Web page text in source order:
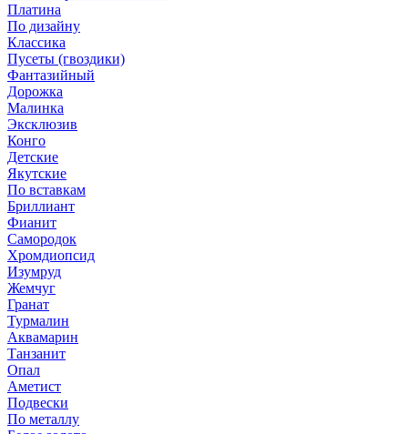
Платина
По дизайну
Классика
Пусеты (гвоздики)
Фантазийный
Дорожка
Малинка
Эксклюзив
Конго
Детские
Якутские
По вставкам
Бриллиант
Фианит
Самородок
Хромдиопсид
Изумруд
Жемчуг
Гранат
Турмалин
Аквамарин
Танзанит
Опал
Аметист
Подвески
По металлу